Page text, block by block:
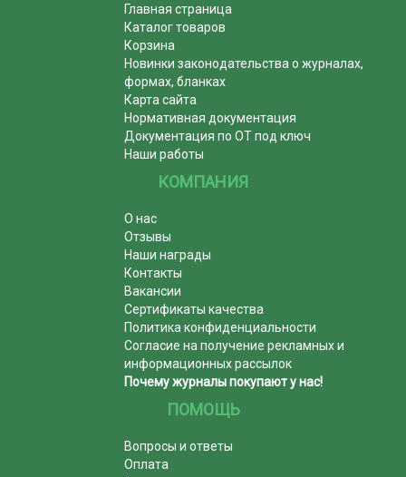
Главная страница
Каталог товаров
Корзина
Новинки законодательства о журналах,
формах, бланках
Карта сайта
Нормативная документация
Документация по ОТ под ключ
Наши работы
КОМПАНИЯ
О нас
Отзывы
Наши награды
Контакты
Вакансии
Сертификаты качества
Политика конфиденциальности
Согласие на получение рекламных и
информационных рассылок
Почему журналы покупают у нас!
ПОМОЩЬ
Вопросы и ответы
Оплата